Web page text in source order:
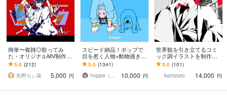
簡単〜複雑◎歌ってみ
た・オリジナルMV制作し
ます Vtuber・歌い手必
見！お任せ〜本家再現ま
で可能！
5.0 (212)
矢野ちぃ菜
5,000 円
スピード納品！ポップで
目を惹く人物×動物描きま
す 挿絵・動画・グッズな
ど鮮やかな配色で個性を
出したい方へ
5.0 (1341)
hoppe（ほっぺ）
10,000 円
世界観を引き立てるコミ
ック調イラストを制作し
ます 世界観で惹きつけ
る、商用対応の一枚絵を
ご提供致します。
5.0 (101)
kamizato
14,000 円